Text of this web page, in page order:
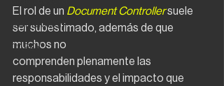
contrucción
CAPEX
El rol de un Document Controllersuele
ser subestimado, además de que
muchos no
comprenden plenamente las
responsabilidades y el impacto que